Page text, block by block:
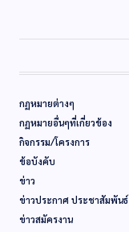
กฏหมายต่างๆ
กฏหมายอื่นๆที่เกี่ยวข้อง
กิจกรรม/โครงการ
ข้อบังคับ
ข่าว
ข่าวประกาศ ประชาสัมพันธ์
ข่าวสมัครงาน